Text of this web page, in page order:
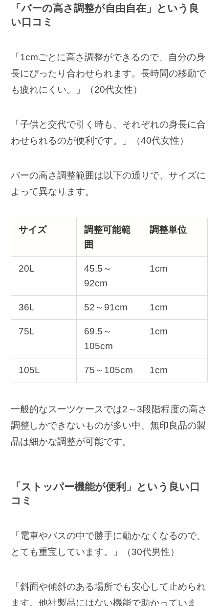
「バーの高さ調整が自由自在」という良
い口コミ
「1cmごとに高さ調整ができるので、自分の身
長にぴったり合わせられます。長時間の移動で
も疲れにくい。」（20代女性）
「子供と交代で引く時も、それぞれの身長に合
わせられるのが便利です。」（40代女性）
バーの高さ調整範囲は以下の通りで、サイズに
よって異なります。
サイズ
調整可能範
囲
調整単位
20L
45.5～
92cm
1cm
36L 52～91cm 1cm
75L
69.5～
105cm
1cm
105L 75～105cm 1cm
一般的なスーツケースでは2～3段階程度の高さ
調整しかできないものが多い中、無印良品の製
品は細かな調整が可能です。
「ストッパー機能が便利」という良い口
コミ
「電車やバスの中で勝手に動かなくなるので、
とても重宝しています。」（30代男性）
「斜面や傾斜のある場所でも安心して止められ
ます。他社製品にはない機能で助かっていま